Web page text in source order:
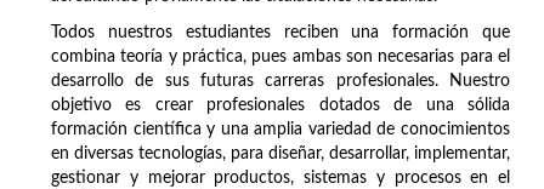
Todos nuestros estudiantes reciben una formación que
combina teoría y práctica, pues ambas son necesarias para el
desarrollo de sus futuras carreras profesionales. Nuestro
objetivo es crear profesionales dotados de una sólida
formación científica y una amplia variedad de conocimientos
en diversas tecnologías, para diseñar, desarrollar, implementar,
gestionar y mejorar productos, sistemas y procesos en el